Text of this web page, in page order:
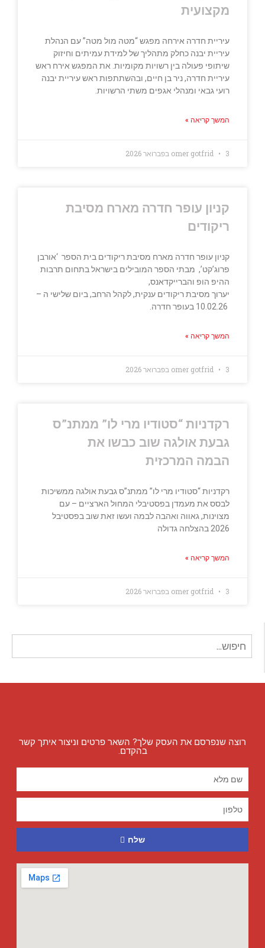
מקצועית
עיריית חדרה אירחה מפגש “מטה מול מטה” עם הנהלת
עיריית יבנה כחלק מתהליך של למידת עמיתים וחיזוק
שיתופי פעולה בין רשויות מקומיות. את המפגש אירח ראש
עיריית חדרה, ניר בן חיים, ובהשתתפות ראש עיריית יבנה
רועי גבאי ומנהלי אגפים משתי הרשויות.
המשך קריאה »
omer gotfrid 3 בפברואר 2026
קניון עופר חדרה מארח מסיבת
ריקודים
קניון עופר חדרה מארח מסיבת ריקודים בית הספר ‘אורבן
פרוג’קט’, מבתי הספר המובילים בישראל בתחום תרבות
ההיפ הופ והברייקדאנס,
יערוך מסיבת ריקודים ענקית, לקהל הרחב, ביום שלישי ה –
המשך קריאה »
omer gotfrid 3 בפברואר 2026
רקדניות “סטודיו מרי לו” ממתנ”ס
גבעת אולגה שוב כבשו את
הבמה המרכזית
רקדניות “סטודיו מרי לו” ממתנ”ס גבעת אולגה ממשיכות
לבסס את מעמדן בפסטיבלי המחול הארציים – עם
מצוינות, גאווה ואהבה לבמה ועשו זאת שוב בפסטיבל
2026 בהצלחה גדולה
המשך קריאה »
omer gotfrid 3 בפברואר 2026
חיפוש
עבור:
רוצה שנפרסם את העסק שלך? השאר פרטים וניצור איתך קשר
בהקדם.
שלח